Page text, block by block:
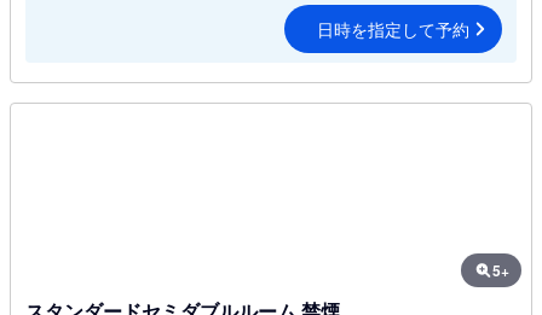
日時を指定して予約
5+